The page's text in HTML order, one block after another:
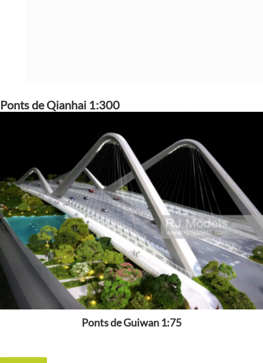
Ponts de Qianhai 1:300
Ponts de Guiwan 1:75